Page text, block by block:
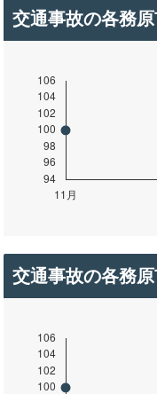
交通事故の各務
交通事故の各務